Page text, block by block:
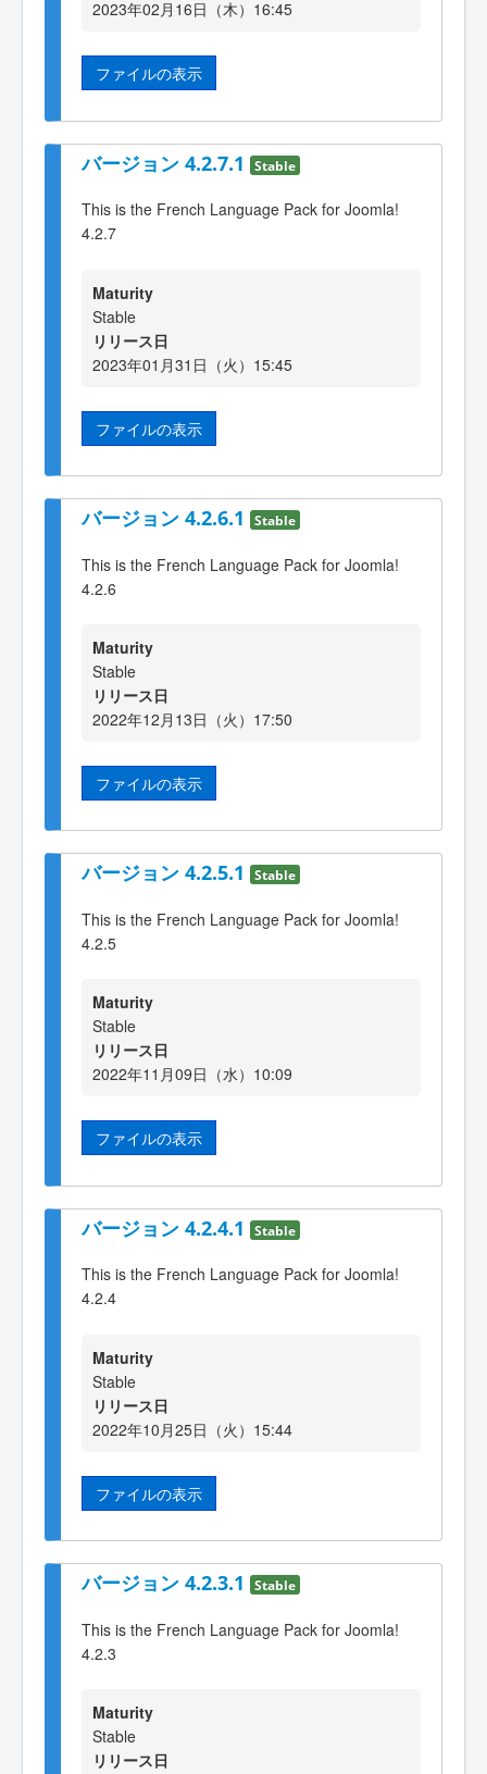
2023年02月16日（木）16:45
ファイルの表示
バージョン 4.2.7.1 Stable
This is the French Language Pack for Joomla!
4.2.7
Maturity
Stable
リリース日
2023年01月31日（火）15:45
ファイルの表示
バージョン 4.2.6.1 Stable
This is the French Language Pack for Joomla!
4.2.6
Maturity
Stable
リリース日
2022年12月13日（火）17:50
ファイルの表示
バージョン 4.2.5.1 Stable
This is the French Language Pack for Joomla!
4.2.5
Maturity
Stable
リリース日
2022年11月09日（水）10:09
ファイルの表示
バージョン 4.2.4.1 Stable
This is the French Language Pack for Joomla!
4.2.4
Maturity
Stable
リリース日
2022年10月25日（火）15:44
ファイルの表示
バージョン 4.2.3.1 Stable
This is the French Language Pack for Joomla!
4.2.3
Maturity
Stable
リリース日